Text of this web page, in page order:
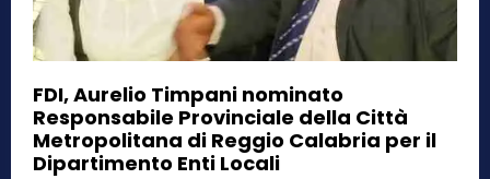
FDI, Aurelio Timpani nominato
Responsabile Provinciale della Città
Metropolitana di Reggio Calabria per il
Dipartimento Enti Locali